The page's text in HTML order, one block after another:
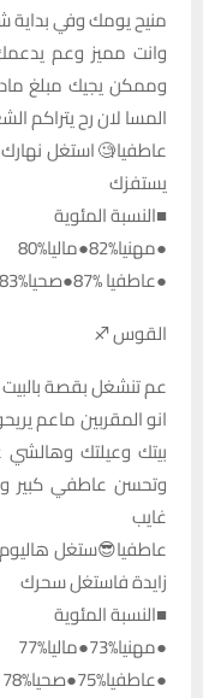
منيح يومك وفي
وانت مميز وعم
وممكن يجيك مبلغ
المسا لان رح يتراكم
عاطفيا🧐استغل
يستفزك
■النسبة المئوية
●مهنيا%82●ماليا%80
●عاطفيا %87●صحيا%83
القوس ♐
عم تنشغل بقصة
انو المقربين ماعم
بيتك وعيلتك
وتحسن عاطفي كبير
غايب
عاطفيا😎ستغل
زايدة فاستغل سحرك
■النسبة المئوية
●مهنيا%73●ماليا%77
●عاطفيا%75●صحيا%78